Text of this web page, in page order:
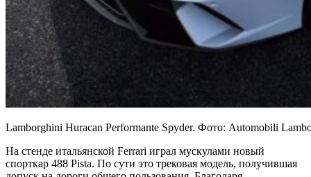
Lamborghini Huracan Performante Spyder. Фото: Automobili
На стенде итальянской Ferrari играл мускулами новый
спорткар 488 Pista. По сути это трековая модель, получившая